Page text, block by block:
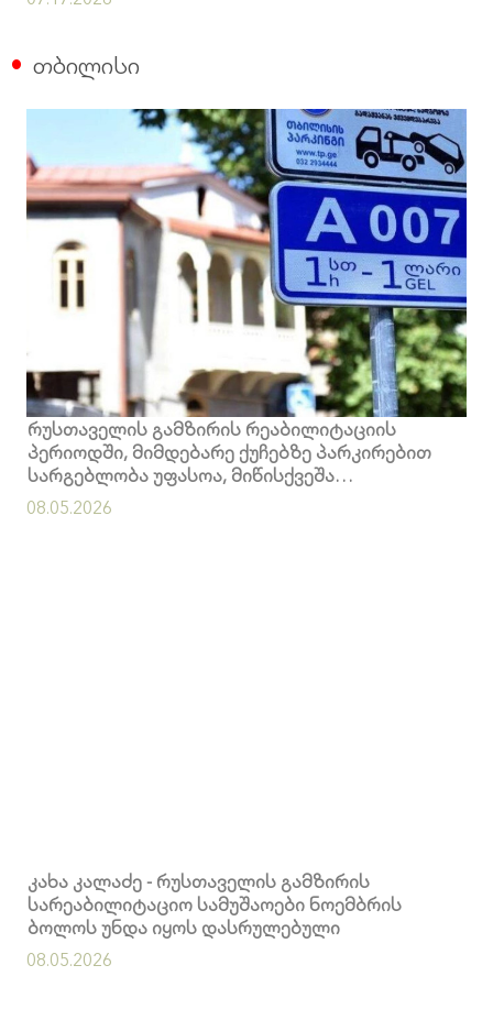
თბილისი
რუსთაველის გამზირის რეაბილიტაციის
პერიოდში, მიმდებარე ქუჩებზე პარკირებით
სარგებლობა უფასოა, მიწისქვეშა
გადასასვლელებში კომერციული ფართების
მოიჯარეები კი გადასახადებისგან
08.05.2026
კახა კალაძე - რუსთაველის გამზირის
სარეაბილიტაციო სამუშაოები ნოემბრის
ბოლოს უნდა იყოს დასრულებული
08.05.2026